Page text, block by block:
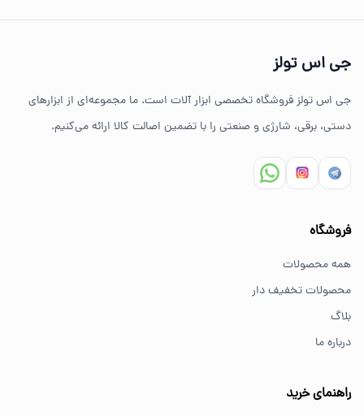
ضمانت اصالت کالا
مشاوره تخصصی خرید ابزار
برای کارهای خانگی معمولاً ابزارهای سبک مانند دریل شارژی،
از کجا ابزار اصل بخریم؟
جی اس تولز
جی اس تولز فروشگاه تخصصی ابزار آلات است. ما مجموعه‌ای از ابزارهای
دستی، برقی، شارژی و صنعتی را با تضمین اصالت کالا ارائه می‌کنیم.
فروشگاه
همه محصولات
محصولات تخفیف دار
بلاگ
درباره ما
راهنمای خرید